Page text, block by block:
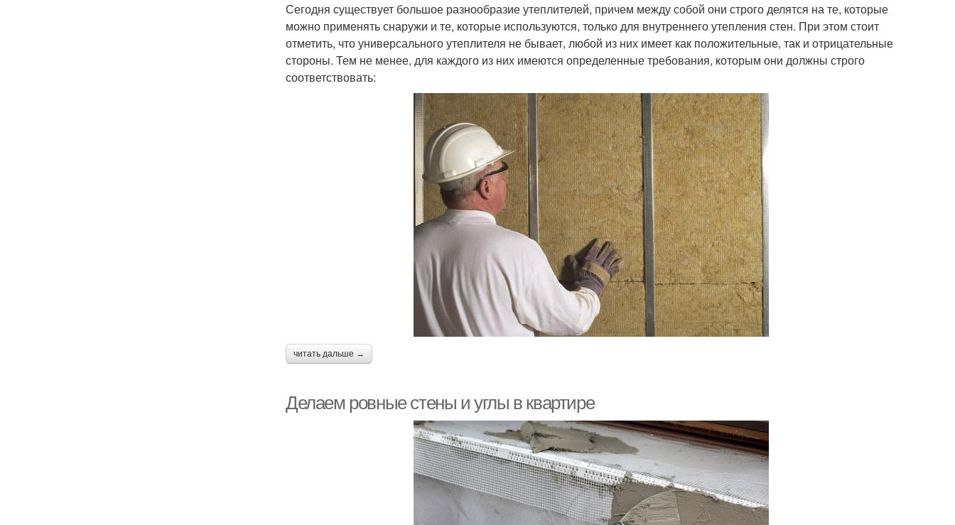
Сегодня существует большое разнообразие утеплителей, причем между собой они строго делятся на те, которые
можно применять снаружи и те, которые используются, только для внутреннего утепления стен. При этом стоит
отметить, что универсального утеплителя не бывает, любой из них имеет как положительные, так и отрицательные
стороны. Тем не менее, для каждого из них имеются определенные требования, которым они должны строго
соответствовать:
читать дальше →
Делаем ровные стены и углы в квартире